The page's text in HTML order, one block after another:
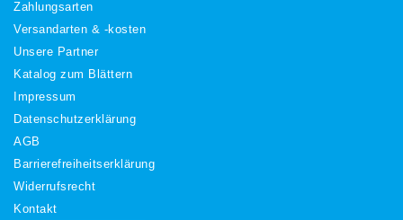
Zahlungsarten
Versandarten & -kosten
Unsere Partner
Katalog zum Blättern
Impressum
Daten­schutz­erklärung
AGB
Barrierefreiheitserklärung
Widerrufs­recht
Kontakt